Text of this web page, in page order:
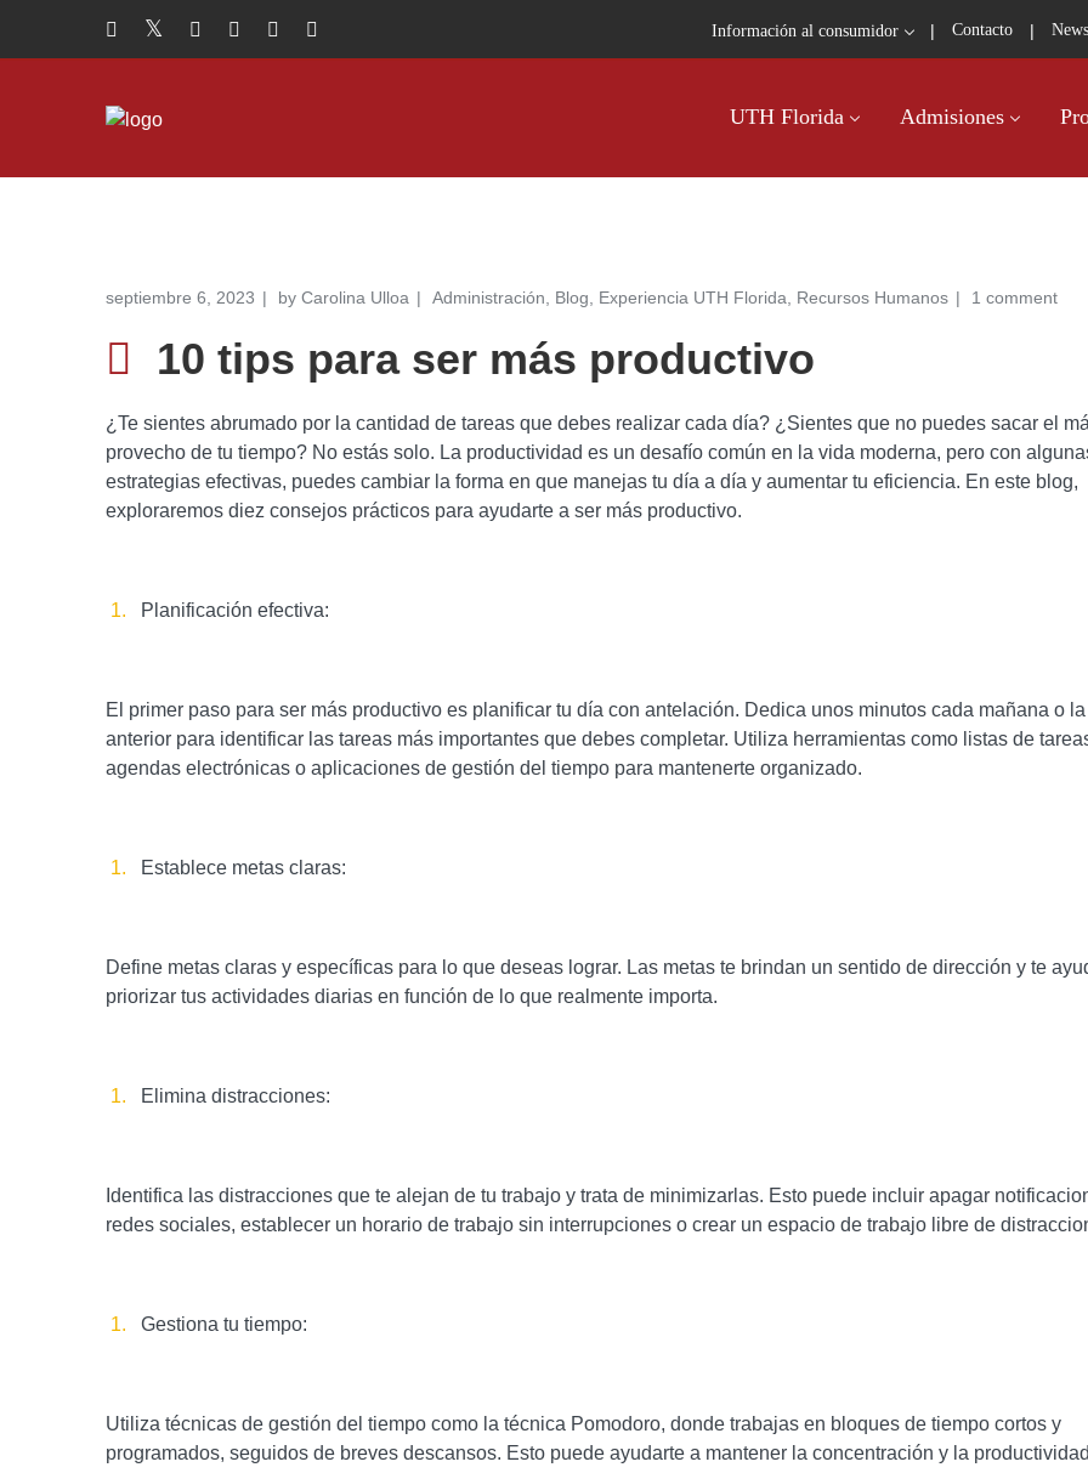
Información al consumidor | Contacto |
UTH Florida Admisiones
septiembre 6, 2023 by Carolina Ulloa Administración Blog Experiencia UTH Florida Recursos Humanos 1 comment
10 tips para ser más productivo
¿Te sientes abrumado por la cantidad de tareas que debes realizar cada día? ¿Sientes que no puedes sacar el
provecho de tu tiempo? No estás solo. La productividad es un desafío común en la vida moderna, pero con
estrategias efectivas, puedes cambiar la forma en que manejas tu día a día y aumentar tu eficiencia. En este blog,
exploraremos diez consejos prácticos para ayudarte a ser más productivo.
Planificación efectiva:
El primer paso para ser más productivo es planificar tu día con antelación. Dedica unos minutos cada mañana o
anterior para identificar las tareas más importantes que debes completar. Utiliza herramientas como listas de
agendas electrónicas o aplicaciones de gestión del tiempo para mantenerte organizado.
Establece metas claras:
Define metas claras y específicas para lo que deseas lograr. Las metas te brindan un sentido de dirección y te
priorizar tus actividades diarias en función de lo que realmente importa.
Elimina distracciones:
Identifica las distracciones que te alejan de tu trabajo y trata de minimizarlas. Esto puede incluir apagar
redes sociales, establecer un horario de trabajo sin interrupciones o crear un espacio de trabajo libre de
Gestiona tu tiempo:
Utiliza técnicas de gestión del tiempo como la técnica Pomodoro, donde trabajas en bloques de tiempo cortos y
programados, seguidos de breves descansos. Esto puede ayudarte a mantener la concentración y la